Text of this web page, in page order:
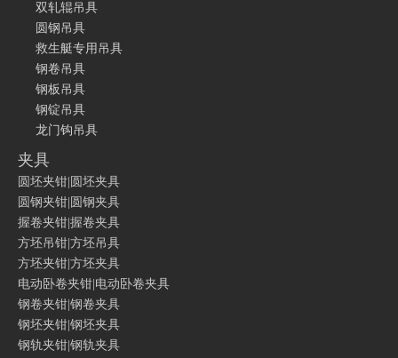
双轧辊吊具
圆钢吊具
救生艇专用吊具
钢卷吊具
钢板吊具
钢锭吊具
龙门钩吊具
夹具
圆坯夹钳|圆坯夹具
圆钢夹钳|圆钢夹具
握卷夹钳|握卷夹具
方坯吊钳|方坯吊具
方坯夹钳|方坯夹具
电动卧卷夹钳|电动卧卷夹具
钢卷夹钳|钢卷夹具
钢坯夹钳|钢坯夹具
钢轨夹钳|钢轨夹具